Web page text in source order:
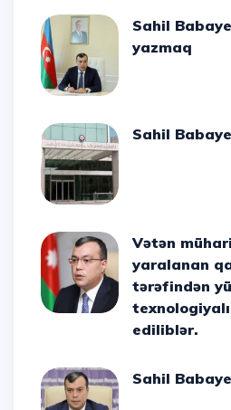
Sahil Babayeva məktub
yazmaq
Sahil
Vətən müharibəsində
yaralanan
tərəfindən
ediliblər.
Sahil